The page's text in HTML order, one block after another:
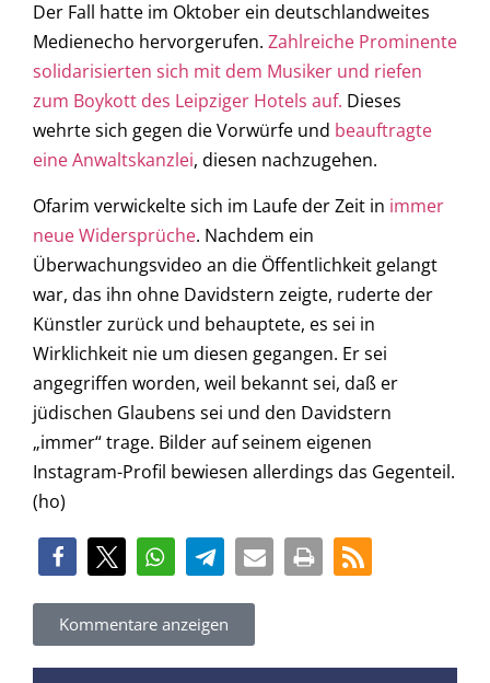
Der Fall hatte im Oktober ein deutschlandweites
Medienecho hervorgerufen. Zahlreiche Prominente
solidarisierten sich mit dem Musiker und riefen
zum Boykott des Leipziger Hotels auf. Dieses
wehrte sich gegen die Vorwürfe und beauftragte
eine Anwaltskanzlei, diesen nachzugehen.
Ofarim verwickelte sich im Laufe der Zeit in immer
neue Widersprüche. Nachdem ein
Überwachungsvideo an die Öffentlichkeit gelangt
war, das ihn ohne Davidstern zeigte, ruderte der
Künstler zurück und behauptete, es sei in
Wirklichkeit nie um diesen gegangen. Er sei
angegriffen worden, weil bekannt sei, daß er
jüdischen Glaubens sei und den Davidstern
„immer“ trage. Bilder auf seinem eigenen
Instagram-Profil bewiesen allerdings das Gegenteil.
(ho)
Kommentare anzeigen